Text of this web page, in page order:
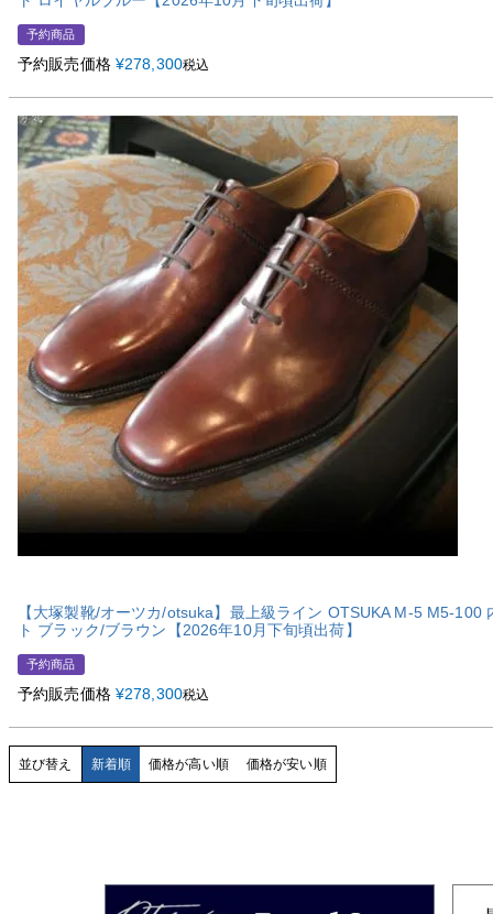
予約商品
予約販売価格 ¥278,300税込
【大塚製靴/オーツカ/otsuka】最上級ライン OTSUKA M-5 M5-100
ト ブラック/ブラウン【2026年10月下旬頃出荷】
予約商品
予約販売価格 ¥278,300税込
並び替え 新着順 価格が高い順 価格が安い順